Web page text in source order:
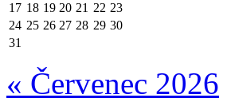
17 18 19 20 21 22 23
24 25 26 27 28 29 30
31
« Červenec 2026